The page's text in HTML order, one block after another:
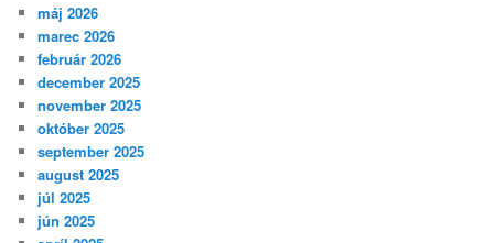
máj 2026
marec 2026
február 2026
december 2025
november 2025
október 2025
september 2025
august 2025
júl 2025
jún 2025